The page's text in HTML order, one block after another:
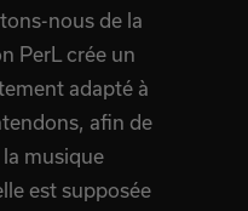
nous de la
PerL crée un
adapté à
afin de
musique
est supposée